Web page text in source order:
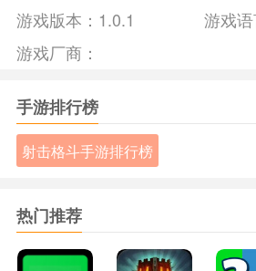
《幸存者小队勇敢》小编简评：
在这个游戏里面，我们要找到一个制高
刺激的体验，还有各种通关可以让玩家
数和奖励，整体的操作也是非常的简单
的体验。
游戏版本： 1.0.1 游戏语
游戏厂商：
手游排行榜
射击格斗手游排行榜
热门推荐